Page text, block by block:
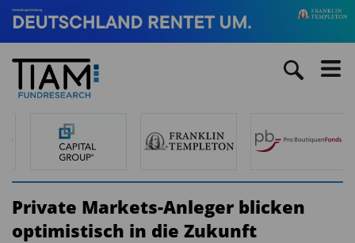
Private Markets-Anleger blicken
optimistisch in die Zukunft